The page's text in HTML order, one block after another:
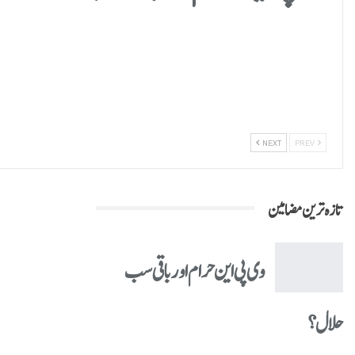
NEXT
تازہ ترین مضامین
وی پی این حرام اور باقی سب
حلال؟